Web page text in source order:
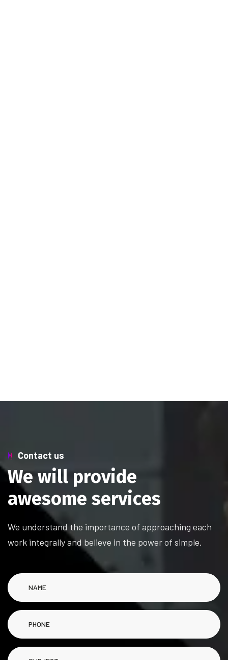
Contact us
We will provide
awesome services
We understand the importance of approaching each
work integrally and believe in the power of simple.